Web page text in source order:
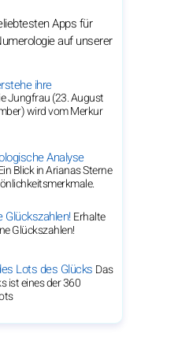
Apps für
auf unserer
ihre
Jungfrau (23. August
wird vom Merkur
Analyse
Blick in Arianas Sterne
Glückszahlen!Erhalte
Glückszahlen!
Lots des Glücks Das
ist eines der 360